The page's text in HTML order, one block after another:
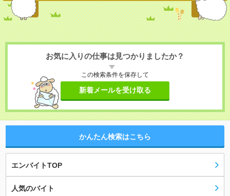
お気に入りの仕事は見つかりましたか？
この検索条件を保存して
新着メールを受け取る
かんたん検索はこちら
エンバイトTOP
人気のバイト